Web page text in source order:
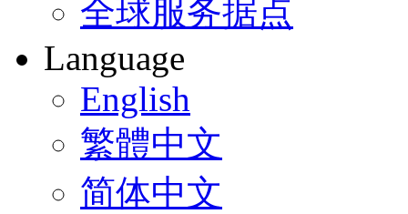
全球服务据点
Language
English
繁體中文
简体中文